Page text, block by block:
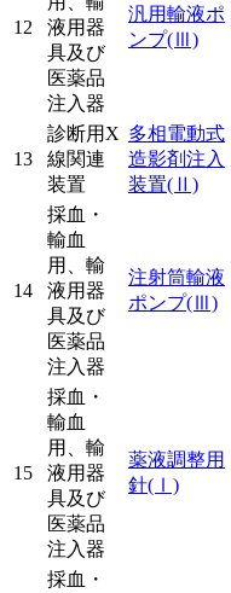
12
液用器
具及び
医薬品
注入器
汎用輸液ポ
ンプ(Ⅲ)
13
診断用X
線関連
装置
多相電動式
造影剤注入
装置(Ⅱ)
14
採血・
輸血
用、輸
液用器
具及び
医薬品
注入器
注射筒輸液
ポンプ(Ⅲ)
15
採血・
輸血
用、輸
液用器
具及び
医薬品
注入器
薬液調整用
針(Ⅰ)
採血・